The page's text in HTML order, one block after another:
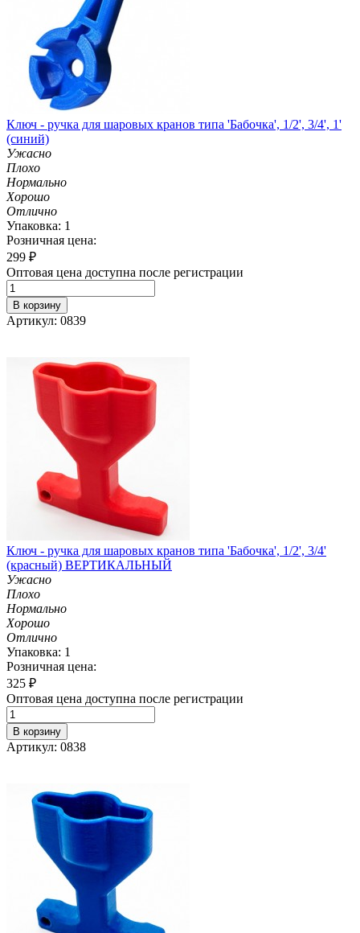
Ключ - ручка для шаровых кранов типа 'Бабочка', 1/2', 3/4', 1'
(синий)
Ужасно
Плохо
Нормально
Хорошо
Отлично
Упаковка: 1
Розничная цена:
299 ₽
Оптовая цена доступна после регистрации
В корзину
Артикул: 0839
Ключ - ручка для шаровых кранов типа 'Бабочка', 1/2', 3/4'
(красный) ВЕРТИКАЛЬНЫЙ
Ужасно
Плохо
Нормально
Хорошо
Отлично
Упаковка: 1
Розничная цена:
325 ₽
Оптовая цена доступна после регистрации
В корзину
Артикул: 0838